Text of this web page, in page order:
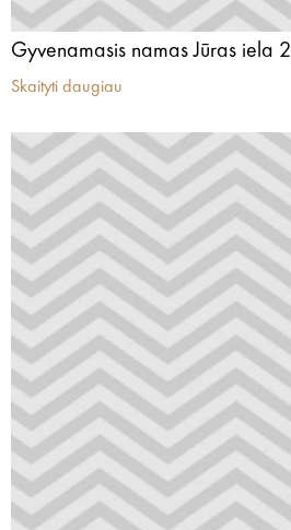
Gyvenamasis namas Jūras iela 2
Skaityti daugiau